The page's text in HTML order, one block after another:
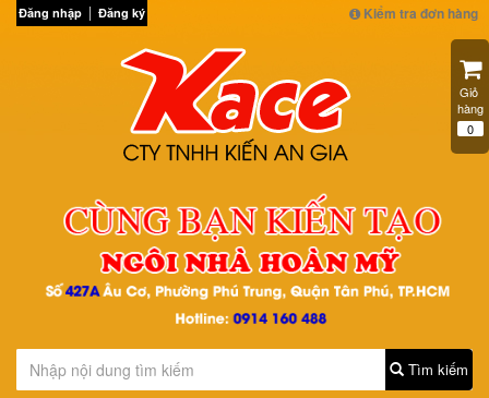
Đăng nhập Đăng ký Kiểm tra đơn hàng
Tìm kiếm
Giỏ
hàng
0